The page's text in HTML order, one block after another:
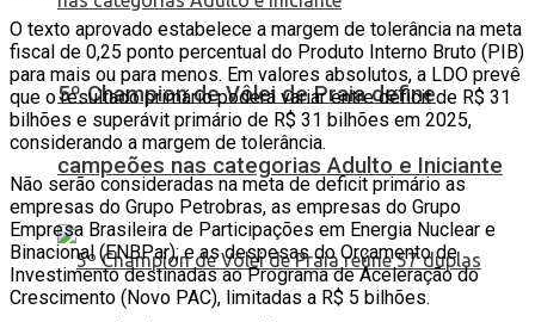
5º Champion de Vôlei de Praia define
campeões nas categorias Adulto e Iniciante
O texto aprovado estabelece a margem de tolerância na meta
fiscal de 0,25 ponto percentual do Produto Interno Bruto (PIB)
para mais ou para menos. Em valores absolutos, a LDO prevê
que o resultado primário poderá variar entre déficit de R$ 31
bilhões e superávit primário de R$ 31 bilhões em 2025,
considerando a margem de tolerância.
Não serão consideradas na meta de deficit primário as
empresas do Grupo Petrobras, as empresas do Grupo
Empresa Brasileira de Participações em Energia Nuclear e
Binacional (ENBPar); e as despesas do Orçamento de
Investimento destinadas ao Programa de Aceleração do
Crescimento (Novo PAC), limitadas a R$ 5 bilhões.